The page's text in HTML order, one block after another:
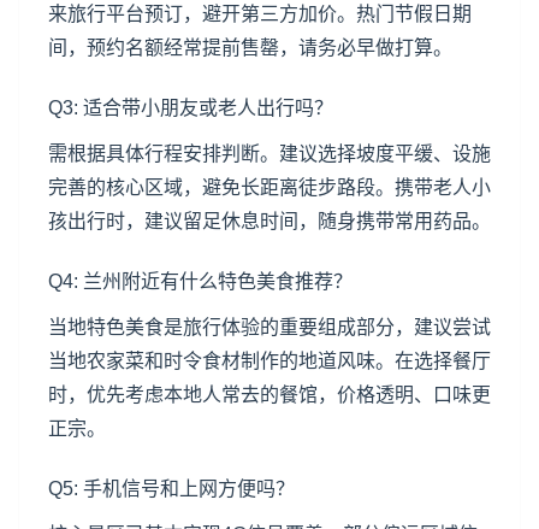
来旅行平台预订，避开第三方加价。热门节假日期
间，预约名额经常提前售罄，请务必早做打算。
Q3: 适合带小朋友或老人出行吗？
需根据具体行程安排判断。建议选择坡度平缓、设施
完善的核心区域，避免长距离徒步路段。携带老人小
孩出行时，建议留足休息时间，随身携带常用药品。
Q4: 兰州附近有什么特色美食推荐？
当地特色美食是旅行体验的重要组成部分，建议尝试
当地农家菜和时令食材制作的地道风味。在选择餐厅
时，优先考虑本地人常去的餐馆，价格透明、口味更
正宗。
Q5: 手机信号和上网方便吗？